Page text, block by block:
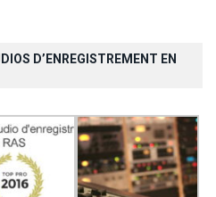
D’ENREGISTREMENT EN